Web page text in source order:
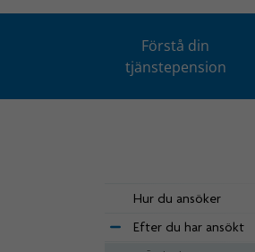
Förstå din
tjänstepension
Hur du ansöker
Efter du har ansökt